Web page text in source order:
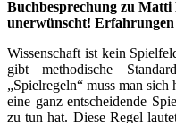
Buchbesprechung zu
unerwünscht! Erfahrungen
Wissenschaft ist kein
gibt methodische
„Spielregeln“ muss man
eine ganz entscheidende
zu tun hat. Diese Regel